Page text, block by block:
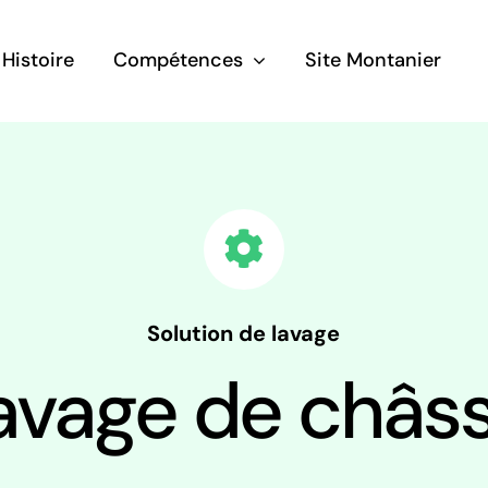
Histoire Compétences Site Montanier
Solution de lavage
de